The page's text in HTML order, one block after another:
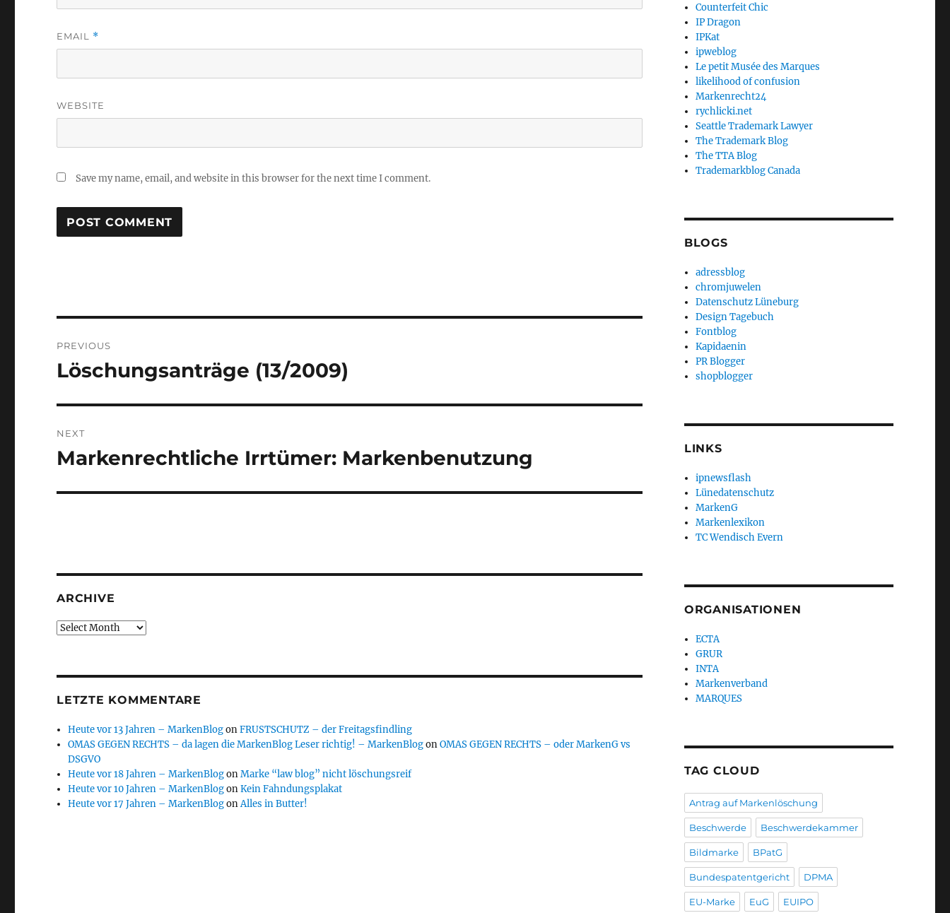
EMAIL *
WEBSITE
Save my name, email, and website in this browser for the next time I comment.
navigation
PREVIOUS
Previous
Löschungsanträge (13/2009)
NEXT
Next
Markenrechtliche Irrtümer: Markenbenutzung
ARCHIVE
Archive
LETZTE KOMMENTARE
Heute vor 13 Jahren – MarkenBlogonFRUSTSCHUTZ – der Freitagsfindling
OMAS GEGEN RECHTS – da lagen die MarkenBlog Leser richtig! – MarkenBlogonOMAS GEGEN RECHTS – oder MarkenG vs
DSGVO
Heute vor 18 Jahren – MarkenBlogonMarke “law blog” nicht löschungsreif
Heute vor 10 Jahren – MarkenBlogonKein Fahndungsplakat
Heute vor 17 Jahren – MarkenBlogonAlles in Butter!
Counterfeit Chic
IP Dragon
IPKat
ipweblog
Le petit Musée des Marques
likelihood of confusion
Markenrecht24
rychlicki.net
Seattle Trademark Lawyer
The Trademark Blog
The TTA Blog
Trademarkblog Canada
BLOGS
adressblog
chromjuwelen
Datenschutz Lüneburg
Design Tagebuch
Fontblog
Kapidaenin
PR Blogger
shopblogger
LINKS
ipnewsflash
Lünedatenschutz
MarkenG
Markenlexikon
TC Wendisch Evern
ORGANISATIONEN
ECTA
GRUR
INTA
Markenverband
MARQUES
TAG CLOUD
Antrag auf Markenlöschung
Beschwerde Beschwerdekammer
Bildmarke BPatG
Bundespatentgericht DPMA
EU-Marke EuG EUIPO